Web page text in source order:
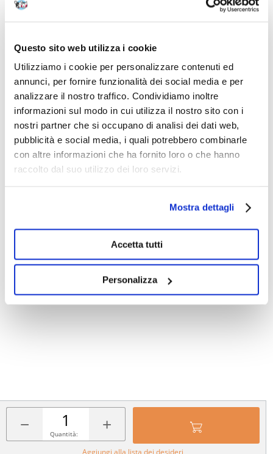
Questo sito web utilizza i cookie
Utilizziamo i cookie per personalizzare contenuti ed
annunci, per fornire funzionalità dei social media e per
analizzare il nostro traffico. Condividiamo inoltre
informazioni sul modo in cui utilizza il nostro sito con i
nostri partner che si occupano di analisi dei dati web,
pubblicità e social media, i quali potrebbero combinarle
con altre informazioni che ha fornito loro o che hanno
raccolto dal suo utilizzo dei loro servizi.
Mostra dettagli
Accetta tutti
Personalizza
− +
Quantità:
Aggiungi alla lista dei desideri